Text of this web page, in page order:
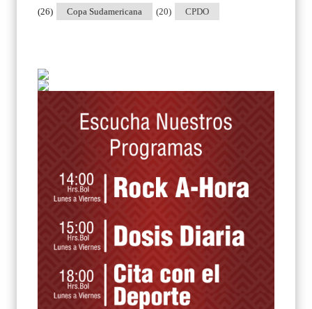
Copa Sudamericana
(26) CPDO
(20)